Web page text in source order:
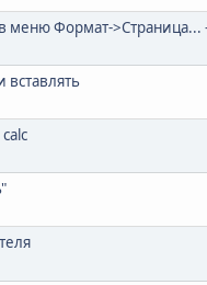
меню Формат->Страница...